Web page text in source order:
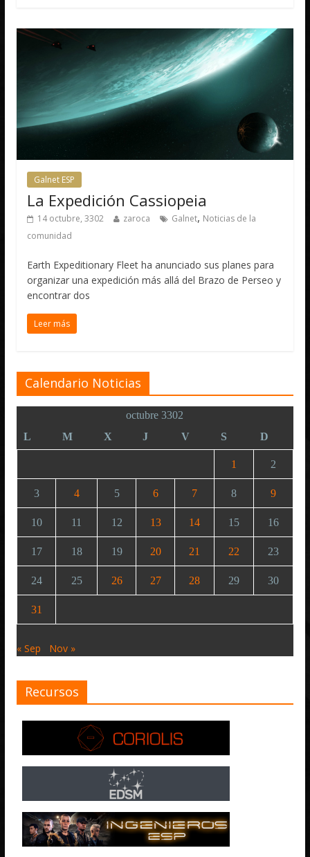
Galnet ESP
La Expedición Cassiopeia
14 octubre, 3302 zaroca Galnet, Noticias de la
comunidad
Earth Expeditionary Fleet ha anunciado sus planes para
organizar una expedición más allá del Brazo de Perseo y
encontrar dos
Leer más
Calendario Noticias
octubre 3302
L
M X J V S D
1 2
3 4 5 6 7 8 9
10 11 12 13 14 15 16
17 18 19 20 21 22 23
24 25 26 27 28 29 30
31
« Sep Nov »
Recursos